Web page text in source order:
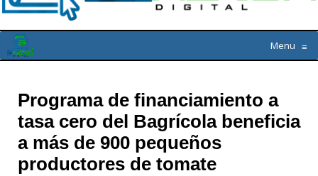
Menu ≡
Programa de financiamiento a
tasa cero del Bagrícola beneficia
a más de 900 pequeños
productores de tomate